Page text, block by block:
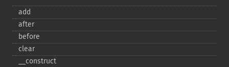
add
after
before
clear
_​_​construct